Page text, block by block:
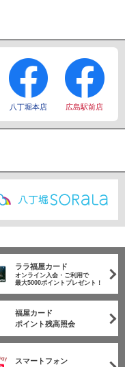
八丁堀本店 広島駅前店
ララ福屋カード
オンライン入会・ご利用で
最大5000ポイントプレゼント！
福屋カード
ポイント残高照会
スマートフォン